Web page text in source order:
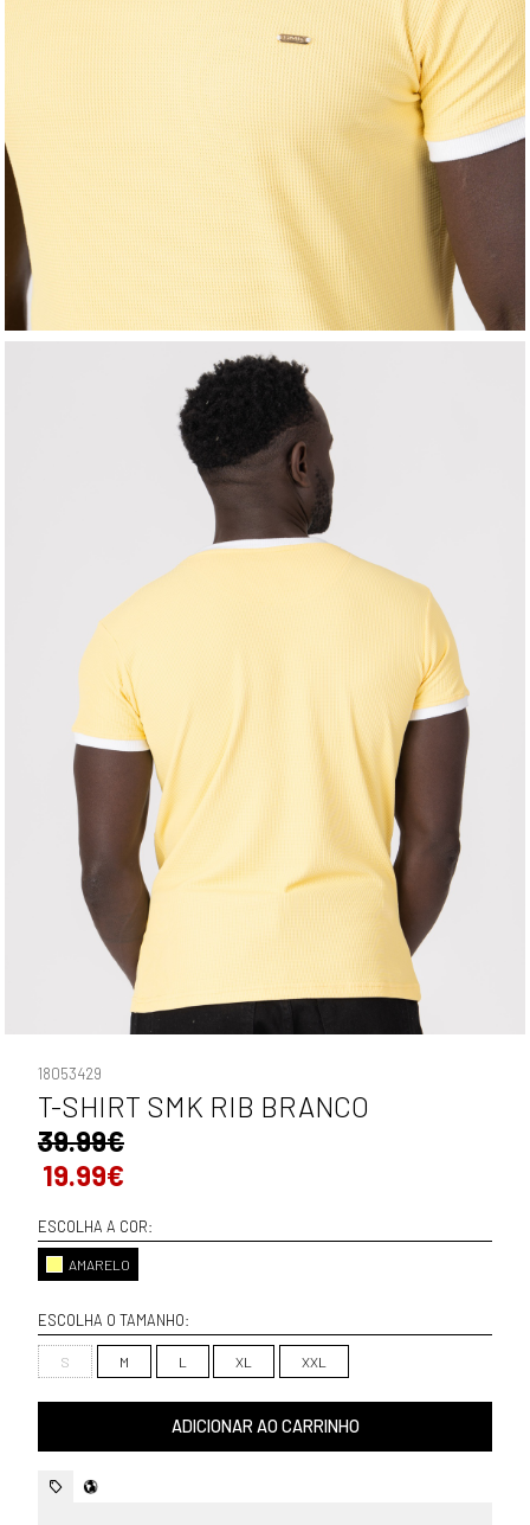
18053429
T-SHIRT SMK RIB BRANCO
39.99€
19.99€
ESCOLHA A COR:
AMARELO
ESCOLHA O TAMANHO:
S M L XL XXL
ADICIONAR AO CARRINHO